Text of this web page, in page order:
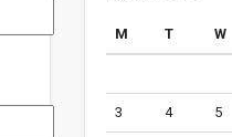
M T W
3 4 5